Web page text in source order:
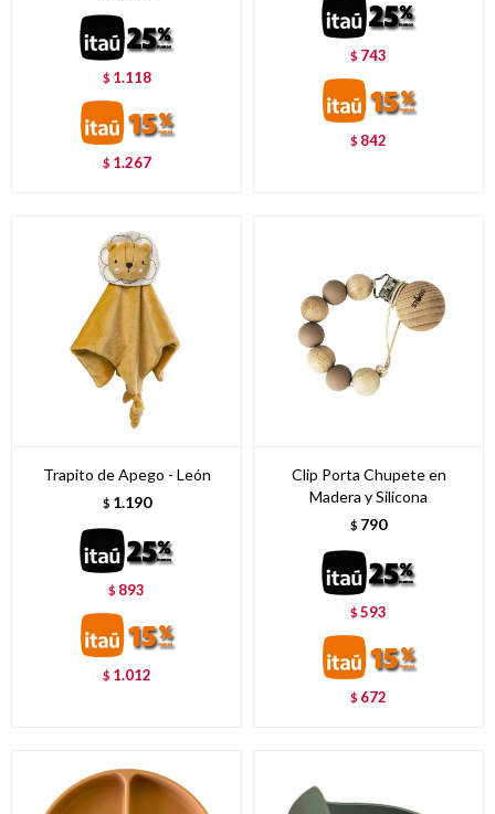
$ 1.118
$ 1.267
$ 743
$ 842
Trapito de Apego - León
$ 1.190
$ 893
$ 1.012
Clip Porta Chupete en
Madera y Silicona
$ 790
$593
$ 672